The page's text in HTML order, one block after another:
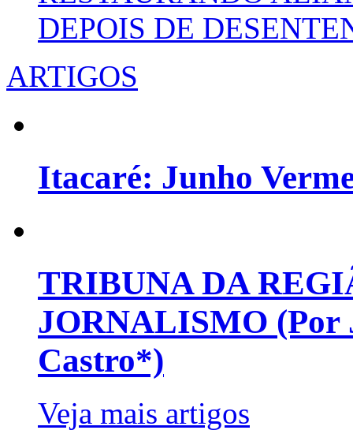
DEPOIS DE
ARTIGOS
Itacaré: Junho
TRIBUNA DA
JORNALISMO (Por
Castro*)
Veja mais artigos